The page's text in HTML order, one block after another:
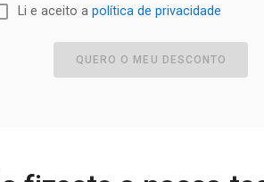
Li e aceito a política de privacidade
QUERO O MEU DESCONTO